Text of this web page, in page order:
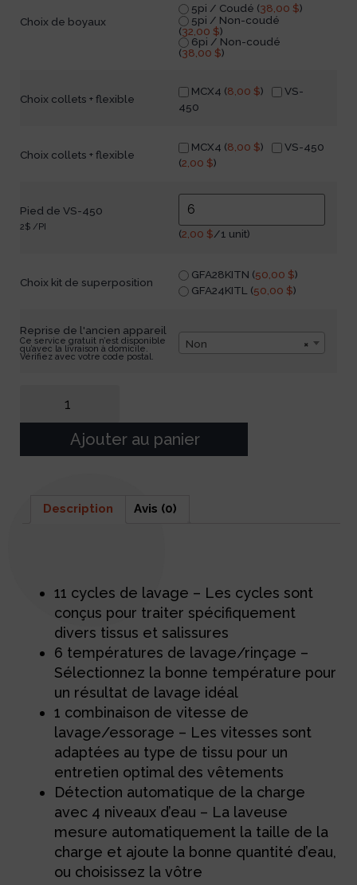
Choix de boyaux
5pi / Coudé (38,00 $)
5pi / Non-coudé
(32,00 $)
6pi / Non-coudé
(38,00 $)
Choix collets + flexible
MCX4 (8,00 $)
VS-
450
Choix collets + flexible
MCX4 (8,00 $)
VS-450
(2,00 $)
Pied de VS-450
2$ /PI
(2,00 $/1 unit)
Choix kit de superposition
GFA28KITN (50,00 $)
GFA24KITL (50,00 $)
Reprise de l'ancien appareil
Ce service gratuit n’est disponible
qu’avec la livraison à domicile.
Vérifiez avec votre code postal.
×
Non
Ajouter au panier
Description Avis (0)
11 cycles de lavage – Les cycles sont
conçus pour traiter spécifiquement
divers tissus et salissures
6 températures de lavage/rinçage –
Sélectionnez la bonne température pour
un résultat de lavage idéal
1 combinaison de vitesse de
lavage/essorage – Les vitesses sont
adaptées au type de tissu pour un
entretien optimal des vêtements
Détection automatique de la charge
avec 4 niveaux d’eau – La laveuse
mesure automatiquement la taille de la
charge et ajoute la bonne quantité d’eau,
ou choisissez la vôtre